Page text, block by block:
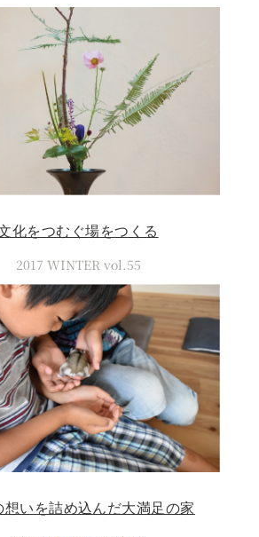
化をつむぐ場をつくる
2017 WINTER vol.55
想いを詰め込んだ大満足の家